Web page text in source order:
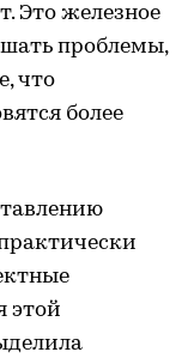
Это железное
проблемы,
что
более
этой